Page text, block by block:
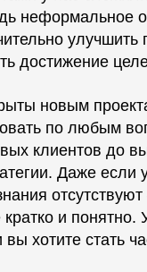
неформальное
улучшить
достижение
новым
по любым
клиентов до
Даже если
и понятно.
вы хотите стать